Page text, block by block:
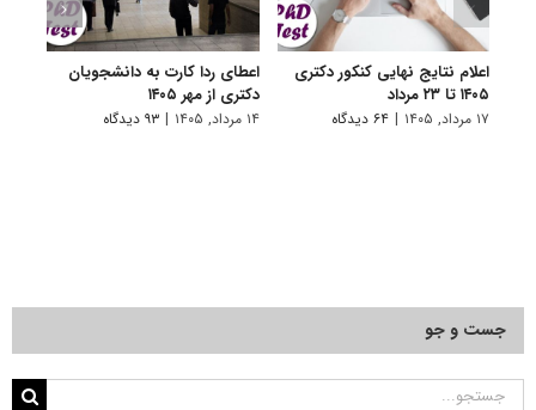
اعلام نتایج نهایی کنکور دکتری
۱۴۰۵ تا ۲۳ مرداد
۱۷ مرداد, ۱۴۰۵ | ۶۴ دیدگاه
اعطای ردا کارت به دانشجویان
دکتری از مهر ۱۴۰۵
۱۴ مرداد, ۱۴۰۵ | ۹۳ دیدگاه
جست و جو
جستجو